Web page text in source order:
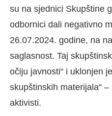
su na sjednici Skupštine
odbornici dali negativno
26.07.2024. godine, na
saglasnost. Taj
očiju javnosti“ i uklonjen
skupštinskih materijala“
aktivisti.